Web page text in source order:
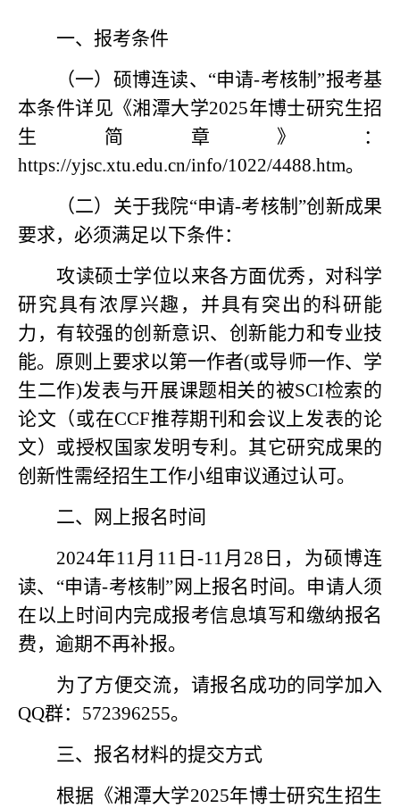
一、报考条件
（一）硕博连读、 “申请-考核制”报考基
本条件详见《湘潭大学2025年博士研究生招
生简章》：
https://yjsc.xtu.edu.cn/info/1022/4488.htm。
（二）关于我院“申请-考核制”创新成果
要求，必须满足以下条件：
攻读硕士学位以来各方面优秀，对科学
研究具有浓厚兴趣，并具有突出的科研能
力，有较强的创新意识、创新能力和专业技
能。原则上要求以第一作者(或导师一作、学
生二作)发表与开展课题相关的被SCI检索的
论文（或在CCF推荐期刊和会议上发表的论
文） 或授权国家发明专利。其它研究成果的
创新性需经招生工作小组审议通过认可。
二、网上报名时间
2024年11月11日-11月28日，为硕博连
读、“申请-考核制”网上报名时间。申请人须
在以上时间内完成报考信息填写和缴纳报名
费，逾期不再补报。
为了方便交流，请报名成功的同学加入
QQ群：572396255。
三、报名材料的提交方式
根据《湘潭大学2025年博士研究生招生